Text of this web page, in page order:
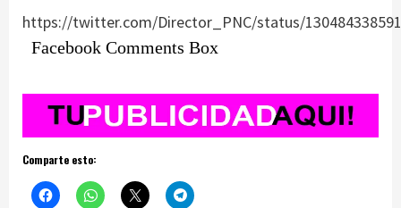
https://twitter.com/Director_PNC/status/
Facebook Comments Box
Comparte esto: